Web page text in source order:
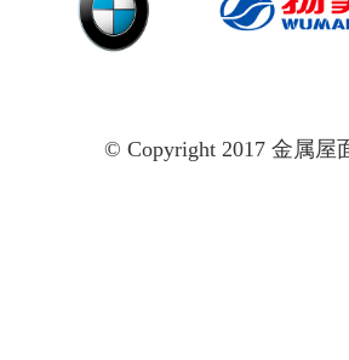
© Copyright 2017 金属